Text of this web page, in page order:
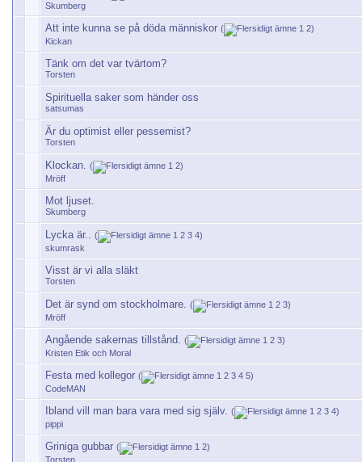
Skumberg
Att inte kunna se på döda människor ( 1 2)
Kickan
Tänk om det var tvärtom?
Torsten
Spirituella saker som händer oss
satsumas
Är du optimist eller pessemist?
Torsten
Klockan. ( 1 2)
Mröff
Mot ljuset.
Skumberg
Lycka är.. ( 1 2 3 4)
skumrask
Visst är vi alla släkt
Torsten
Det är synd om stockholmare. ( 1 2 3)
Mröff
Angående sakernas tillstånd. ( 1 2 3)
Kristen Etik och Moral
Festa med kollegor ( 1 2 3 4 5)
CodeMAN
Ibland vill man bara vara med sig själv. ( 1 2 3 4)
pippi
Griniga gubbar ( 1 2)
Torsten